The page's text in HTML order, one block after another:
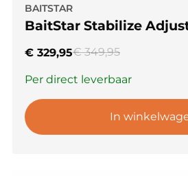
BAITSTAR
BaitStar Stabilize
€ 329,95€349,95
Per direct leverbaar
In